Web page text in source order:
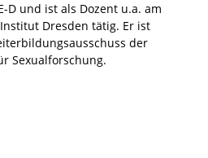
D und ist als Dozent u.a. am
Dresden tätig. Er ist
der
Sexualforschung.